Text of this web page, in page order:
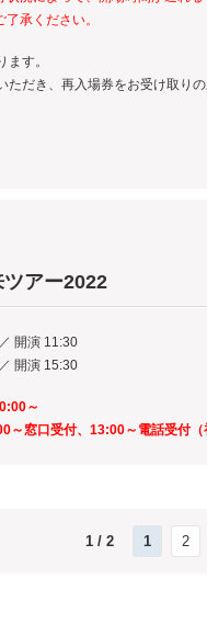
承ください。
す。
だき、再入場券をお受け取り
アー2022
開演 11:30
開演 15:30
～
～窓口受付、13:00～電話受付（
1 / 2 1 2